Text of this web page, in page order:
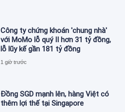
Công ty chứng khoán 'chung nhà'
với MoMo lỗ quý II hơn 31 tỷ đồng,
lỗ lũy kế gần 181 tỷ đồng
1 giờ trước
Đồng SGD mạnh lên, hàng Việt có
thêm lợi thế tại Singapore